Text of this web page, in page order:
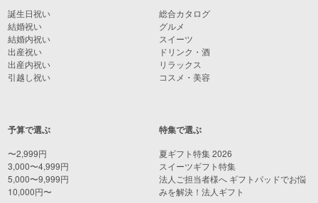
誕生日祝い
結婚祝い
結婚内祝い
出産祝い
出産内祝い
引越し祝い
予算で選ぶ
〜2,999円
3,000〜4,999円
5,000〜9,999円
10,000円〜
総合カタログ
グルメ
スイーツ
ドリンク・酒
リラックス
コスメ・美容
特集で選ぶ
夏ギフト特集 2026
スイーツギフト特集
法人ご担当者様へ ギフトパッドでお悩
みを解決！法人ギフト